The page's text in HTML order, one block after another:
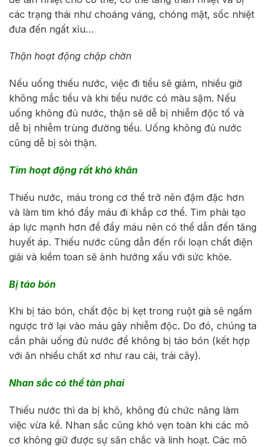
các trạng thái như choáng váng, chóng mặt, sốc nhiệt
đưa đến ngất xỉu…
Thận hoạt động chập chờn
Nếu uống thiếu nước, việc đi tiểu sẽ giảm, nhiều giờ
không mắc tiểu và khi tiểu nước có màu sậm. Nếu
uống không đủ nước, thận sẽ dễ bị nhiễm độc tố và
dễ bị nhiễm trùng đường tiểu. Uống không đủ nước
cũng dễ bị sỏi thận.
Tim hoạt động rất khó khăn
Thiếu nước, máu trong cơ thể trở nên đậm đặc hơn
và làm tim khó đẩy máu đi khắp cơ thể. Tim phải tạo
áp lực mạnh hơn để đẩy máu nên có thể dẫn đến tăng
huyết áp. Thiếu nước cũng dẫn đến rối loạn chất điện
giải và kiềm toan sẽ ảnh hưởng xấu với sức khỏe.
Bị táo bón
Khi bị táo bón, chất độc bị kẹt trong ruột già sẽ ngấm
ngược trở lại vào máu gây nhiễm độc. Do đó, chúng ta
cần phải uống đủ nước để không bị táo bón (kết hợp
với ăn nhiều chất xơ như rau cải, trái cây).
Nhan sắc có thể tàn phai
Thiếu nước thì da bị khô, không đủ chức năng làm
việc vừa kể. Nhan sắc cũng khó vẹn toàn khi các mô
cơ không giữ được sự săn chắc và linh hoạt. Các mô